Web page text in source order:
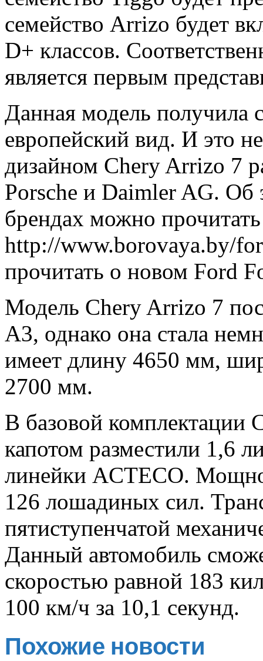
семейство Arrizo будет
D+ классов.
является первым
Данная модель
европейский вид. И это
дизайном Chery Arrizo 7
Porsche и Daimler AG. Об
брендах можно
http://www.borovaya.by/
прочитать о новом Ford
Модель Chery Arrizo 7
А3, однако она стала
имеет длину 4650 мм,
2700 мм.
В базовой комплектации
капотом разместили 1,6
линейки ACTECO.
126 лошадиных сил.
пятиступенчатой
Данный автомобиль
скоростью равной 183
100 км/ч за 10,1 секунд.
Похожие новости